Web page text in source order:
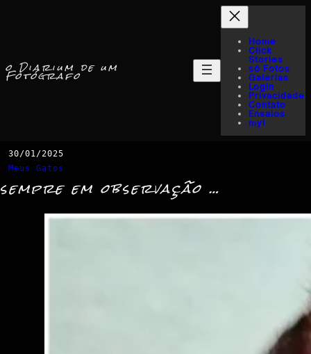
o Diarium de um
Fotógrafo
Home
Click
Stories
só Fotos
Galerias
Login
Privacidade
Contato
Ensaios
myI
30/01/2025
Meus Gatos
sempre em observação …